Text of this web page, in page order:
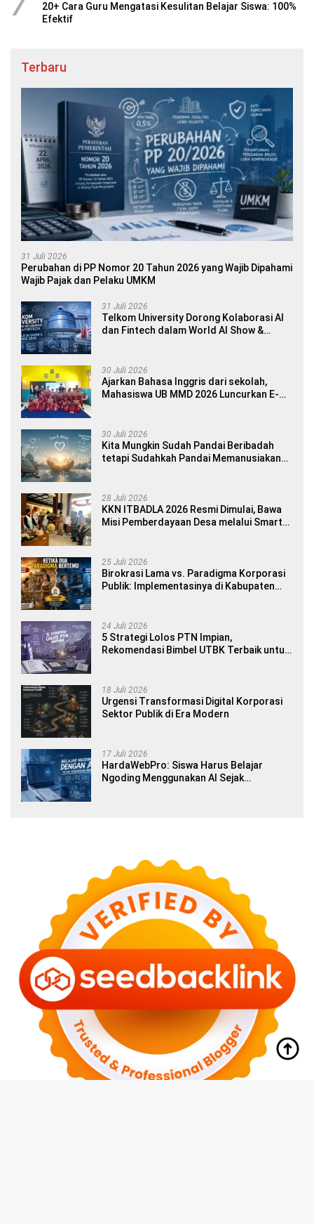
20+ Cara Guru Mengatasi Kesulitan Belajar Siswa: 100%
Efektif
Terbaru
31 Juli 2026
Perubahan di PP Nomor 20 Tahun 2026 yang Wajib Dipahami
Wajib Pajak dan Pelaku UMKM
31 Juli 2026
Telkom University Dorong Kolaborasi AI
dan Fintech dalam World AI Show &
30 Juli 2026
Ajarkan Bahasa Inggris dari sekolah,
Mahasiswa UB MMD 2026 Luncurkan E-
30 Juli 2026
Kita Mungkin Sudah Pandai Beribadah
tetapi Sudahkah Pandai Memanusiakan
28 Juli 2026
KKN ITBADLA 2026 Resmi Dimulai, Bawa
Misi Pemberdayaan Desa melalui Smart
25 Juli 2026
Birokrasi Lama vs. Paradigma Korporasi
Publik: Implementasinya di Kabupaten
24 Juli 2026
5 Strategi Lolos PTN Impian,
Rekomendasi Bimbel UTBK Terbaik untuk
18 Juli 2026
Urgensi Transformasi Digital Korporasi
Sektor Publik di Era Modern
17 Juli 2026
HardaWebPro: Siswa Harus Belajar
Ngoding Menggunakan AI Sejak